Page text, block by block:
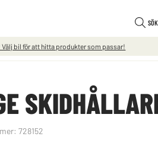
SÖK
Välj bil för att hitta produkter som passar!
728152